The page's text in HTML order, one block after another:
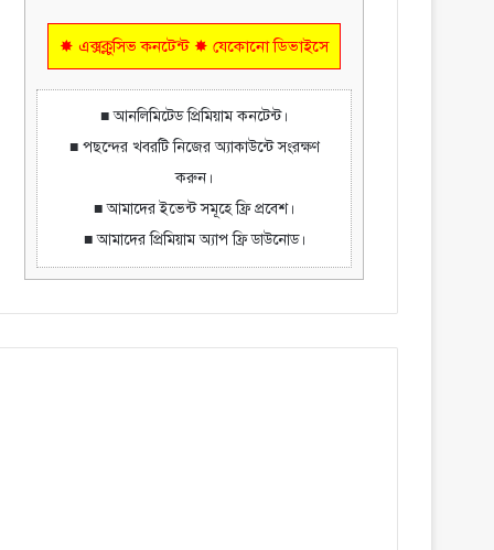
✸ এক্সক্লুসিভ কনটেন্ট ✸ যেকোনো ডিভাইসে
■ আনলিমিটেড প্রিমিয়াম কনটেন্ট।
■ পছন্দের খবরটি নিজের অ্যাকাউন্টে সংরক্ষণ
করুন।
■ আমাদের ইভেন্ট সমূহে ফ্রি প্রবেশ।
■ আমাদের প্রিমিয়াম অ্যাপ ফ্রি ডাউনোড।